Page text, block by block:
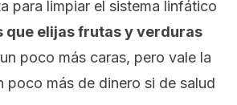
para limpiar el sistema linfático
que elijas frutas y verduras
poco más caras, pero vale la
poco más de dinero si de salud